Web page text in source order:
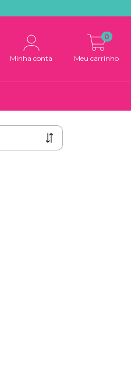
Minha conta Meu carrinho
0